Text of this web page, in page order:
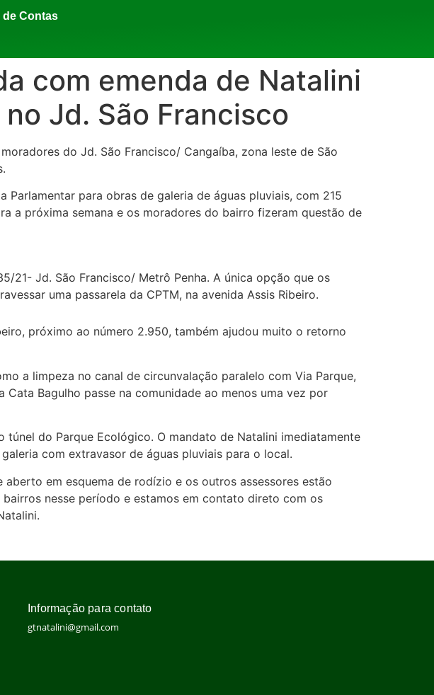
de Contas
com emenda de Natalini
Jd. São Francisco
do Jd. São Francisco/ Cangaíba, zona leste de São
para obras de galeria de águas pluviais, com 215
a próxima semana e os moradores do bairro fizeram questão de
21- Jd. São Francisco/ Metrô Penha. A única opção que os
uma passarela da CPTM, na avenida Assis Ribeiro.
próximo ao número 2.950, também ajudou muito o retorno
a limpeza no canal de circunvalação paralelo com Via Parque,
Bagulho passe na comunidade ao menos uma vez por
do Parque Ecológico. O mandato de Natalini imediatamente
com extravasor de águas pluviais para o local.
em esquema de rodízio e os outros assessores estão
nesse período e estamos em contato direto com os
Informação para contato
gtnatalini@gmail.com